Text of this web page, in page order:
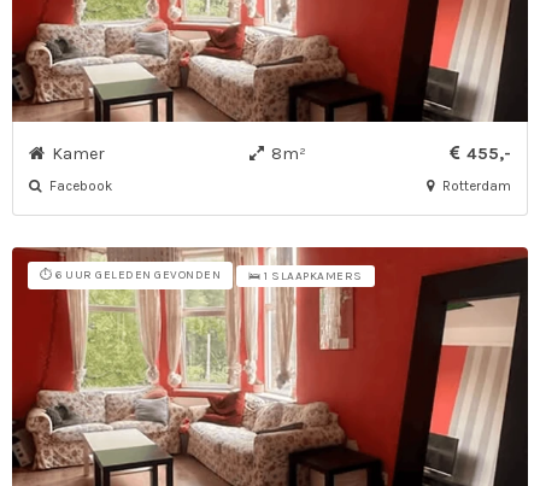
Kamer 8m² 455,-
Facebook Rotterdam
⏱️ 6 UUR GELEDEN GEVONDEN 🛌 1 SLAAPKAMERS